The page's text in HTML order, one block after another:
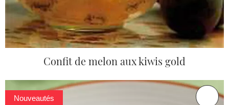
Confit de melon aux kiwis gold
Nouveautés